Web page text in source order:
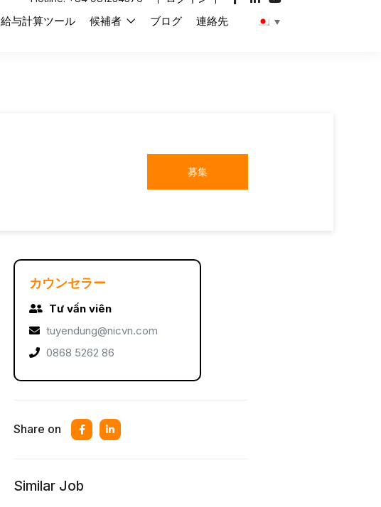
給与計算ツール 候補者 ブログ 連絡先
募集
カウンセラー
Tư vấn viên
tuyendung@nicvn.com
0868 5262 86
Share on
Similar Job